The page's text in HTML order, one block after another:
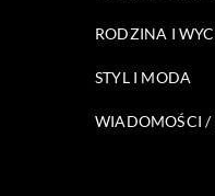
RODZINA I
STYL I MODA
WIADOMOŚCI /